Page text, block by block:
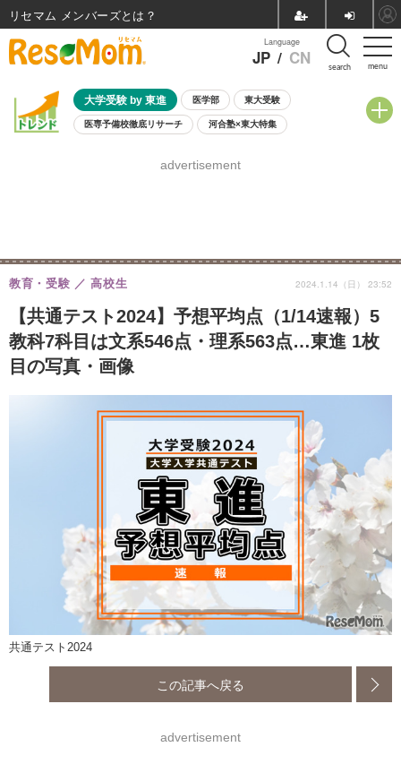
menu
Language
JP / CN search
大学受験 by 東進 医学部 東大受験
医専予備校徹底リサーチ 河合塾×東大特集
8月開催学校説明会・相談会
advertisement
【共通テスト2024】予想平均点（1/14速報）5
教科7科目は文系546点・理系563点…東進 1枚
目の写真・画像
教育・受験 高校生 2024.1.14（日） 23:52
共通テスト2024
この記事へ戻る
advertisement
リセマム メンバーズ